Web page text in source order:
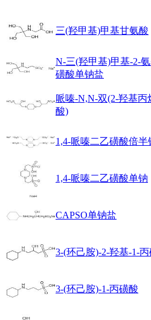
三(羟甲基)甲基甘氨酸
N-三(羟甲基)甲基-2-
磺酸单钠盐
哌嗪-N,N-双(2-羟基丙
酸)
1,4-哌嗪二乙磺酸倍半
1,4-哌嗪二乙磺酸单钠
CAPSO单钠盐
3-(环己胺)-2-羟基-1-
3-(环己胺)-1-丙磺酸